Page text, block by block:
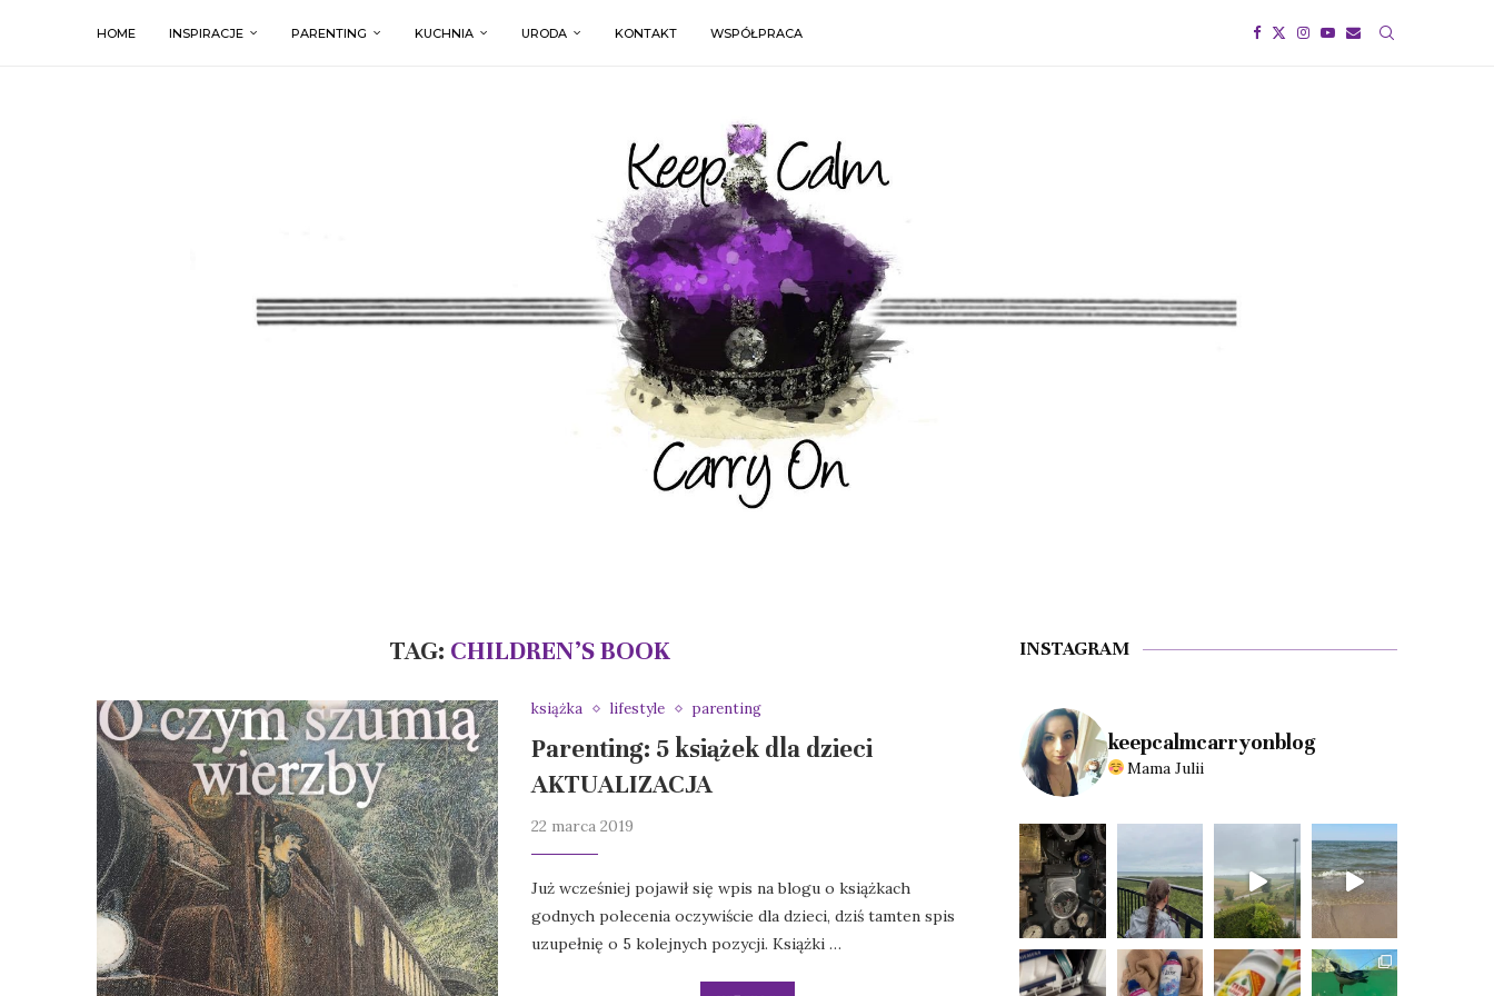
HOME INSPIRACJE PARENTING KUCHNIA URODA KONTAKT WSPÓŁPRACA
TAG: CHILDREN’S BOOK
książka lifestyle parenting
Parenting: 5 książek dla dzieci
AKTUALIZACJA
22 marca 2019
Już wcześniej pojawił się wpis na blogu o książkach
godnych polecenia oczywiście dla dzieci, dziś tamten spis
uzupełnię o 5 kolejnych pozycji. Książki …
INSTAGRAM
keepcalmcarryonblog
Mama Julii